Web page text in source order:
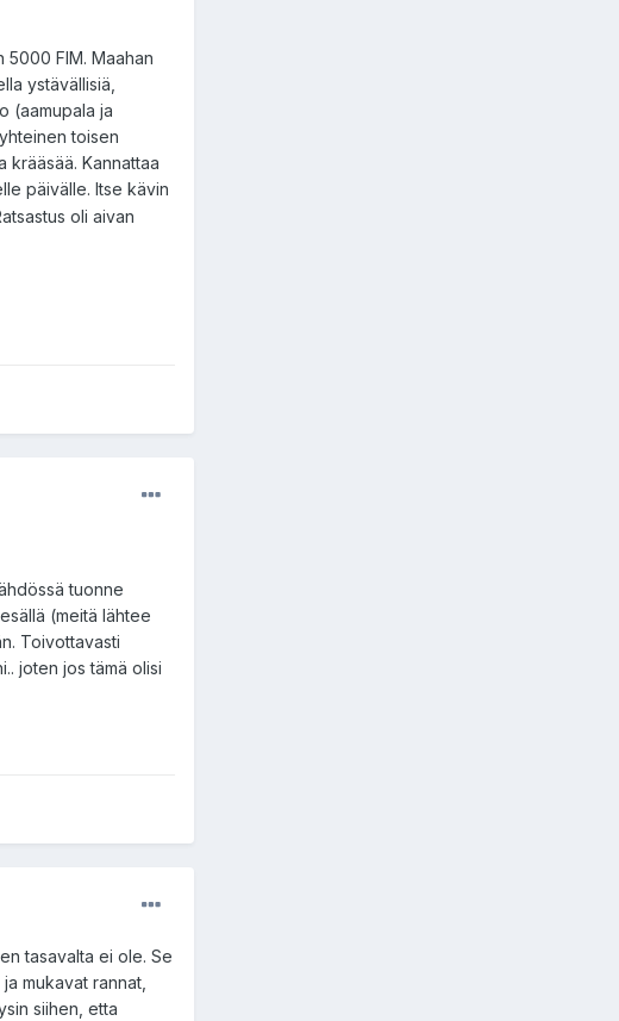
5000 FIM. Maahan
ystävällisiä,
(aamupala ja
toisen
krääsää. Kannattaa
päivälle. Itse kävin
oli aivan
tuonne
(meitä lähtee
Toivottavasti
joten jos tämä olisi
tasavalta ei ole. Se
mukavat rannat,
siihen, etta